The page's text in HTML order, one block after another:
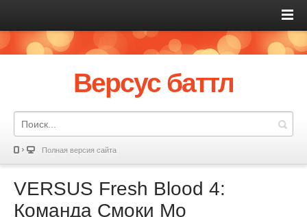
Версус баттл
Полная версия сайта
VERSUS Fresh Blood 4:
Команда Смоки Мо